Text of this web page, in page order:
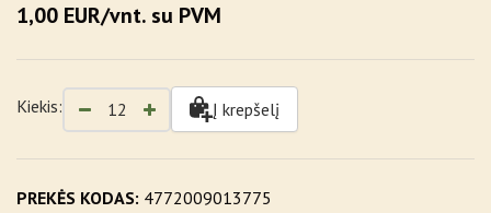
PREKĖS KODAS: 4772009013775
1,00 EUR/vnt. su PVM
Kiekis: Į krepšelį